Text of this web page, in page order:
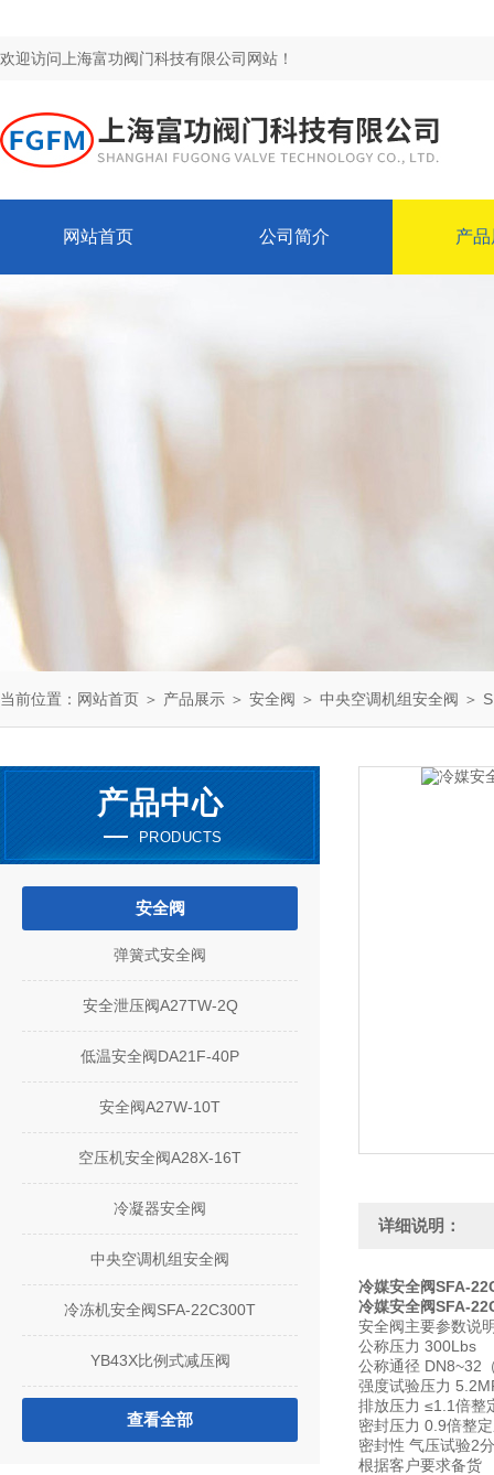
欢迎访问上海富功阀门科技有限公司网站！
网站首页 公司简介 产
当前位置： 网站首页 ＞ 产品展示 ＞ 安全阀 ＞ 中央空调机组安全阀 ＞
产品中心
PRODUCTS
安全阀
弹簧式安全阀
安全泄压阀A27TW-2Q
低温安全阀DA21F-40P
安全阀A27W-10T
空压机安全阀A28X-16T
冷凝器安全阀
中央空调机组安全阀
冷冻机安全阀SFA-22C300T
YB43X比例式减压阀
查看全部
详细说明：
冷媒安全阀SFA-
冷媒安全阀SFA-
安全阀主要参数说
公称压力 300Lbs
公称通径 DN8~32
强度试验压力
排放压力 ≤1.1倍整
密封压力 0.9倍整
密封性 气压试验2
根据客户要求备货